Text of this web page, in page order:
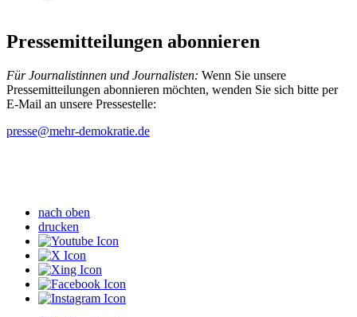
Pressemitteilungen abonnieren
Für Journalistinnen und Journalisten: Wenn Sie unsere
Pressemitteilungen abonnieren möchten, wenden Sie sich bitte per
E-Mail an unsere Pressestelle:
presse@mehr-demokratie.de
nach oben
drucken